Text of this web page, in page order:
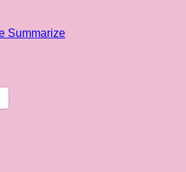
Summarize